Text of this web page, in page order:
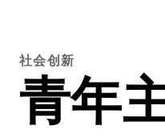
社会创新
青年